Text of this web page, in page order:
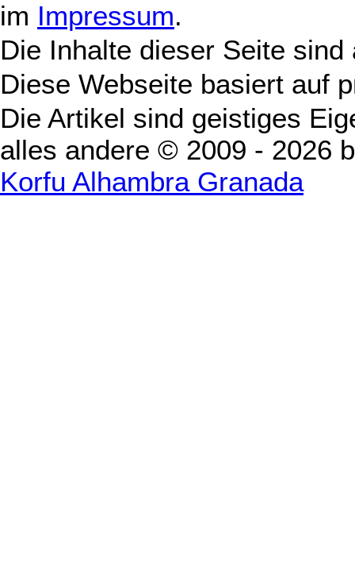
im Impressum.
Die Inhalte dieser Seite
Diese Webseite basiert auf
Die Artikel sind geistiges
alles andere © 2009 - 2026
Korfu Alhambra Granada